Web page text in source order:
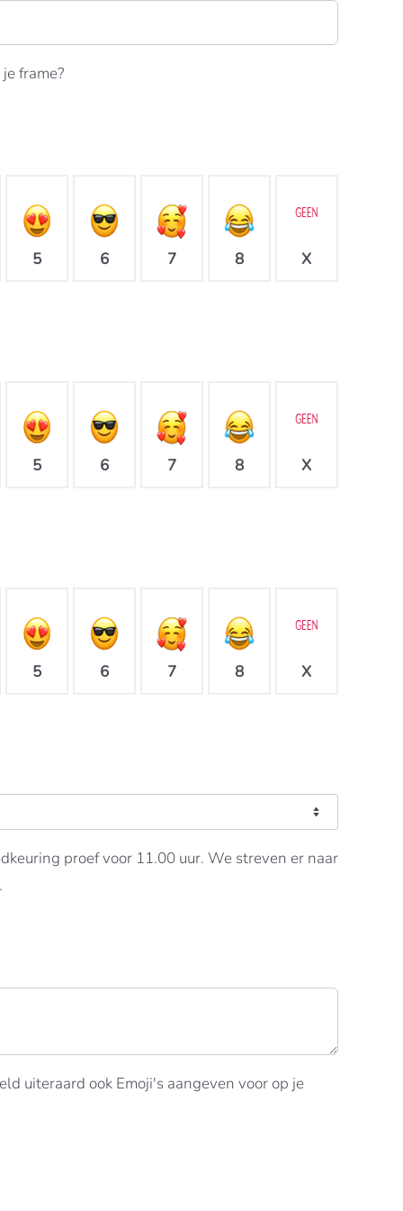
frame?
5 6 7 8 X
5 6 7 8 X
5 6 7 8 X
proef voor 11.00 uur. We streven er naar
uiteraard ook Emoji's aangeven voor op je